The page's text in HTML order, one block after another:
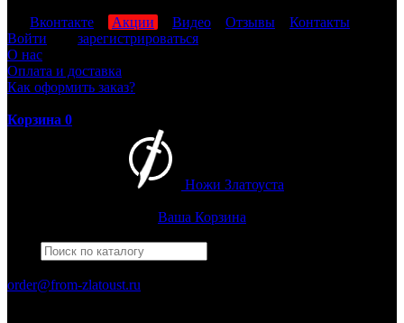
Вконтакте Акции Видео Отзывы
Контакты
Войти
зарегистрироваться
О нас
Оплата и доставка
Как оформить заказ?
Корзина 0
Ножи Златоуста
Ваша Корзина
order@from-zlatoust.ru